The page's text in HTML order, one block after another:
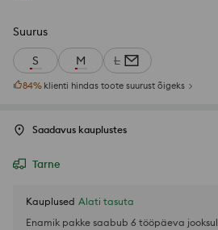
Suurus
S M L
84% klienti hindas toote suurust õigeks
Saadavus kauplustes
Tarne
Kauplused Alati tasuta
Enamik pakke saabub 6 tööpäeva jooksul